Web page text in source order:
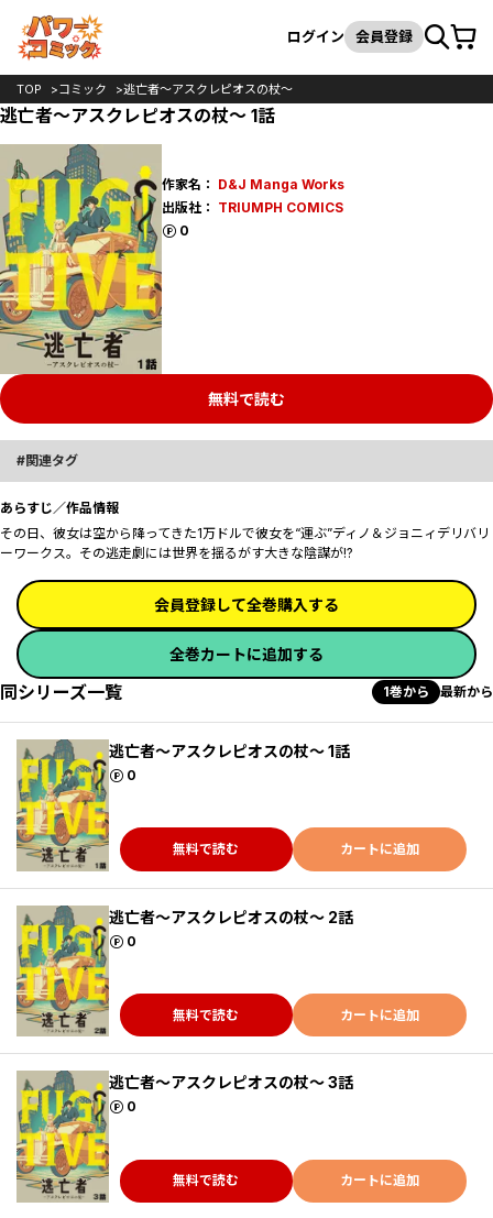
検索
ログイン 会員登録カート
TOP コミック 逃亡者～アスクレピオスの杖～
逃亡者～アスクレピオスの杖～ 1話
作家名： D&J Manga Works
出版社： TRIUMPH COMICS
0
ポイント
無料で読む
関連タグ
あらすじ／作品情報
その日、彼女は空から降ってきた――1万ドルで彼女を“運ぶ”ディノ＆ジョニィデリバリ
ーワークス。その逃走劇には世界を揺るがす大きな陰謀が――!?
会員登録して全巻購入する
全巻カートに追加する
同シリーズ一覧 1巻から 最新から
逃亡者～アスクレピオスの杖～ 1話
0
ポイント
無料で読む カートに追加
逃亡者～アスクレピオスの杖～ 2話
0
ポイント
無料で読む カートに追加
逃亡者～アスクレピオスの杖～ 3話
0
ポイント
無料で読む カートに追加